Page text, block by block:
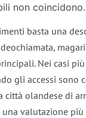
non coincidono.
basta una
Nei casi
gli accessi sono
città olandese di
valutazione più